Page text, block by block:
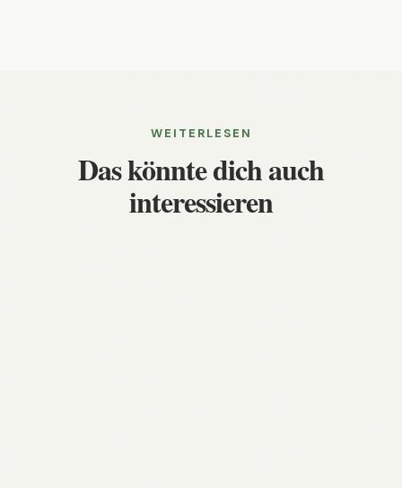
WEITERLESEN
Das könnte dich auch
interessieren